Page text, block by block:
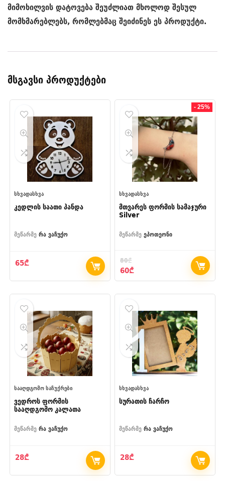
მიმოხილვის დატოვება შეუძლიათ მხოლოდ შესულ
მომხმარებლებს, რომლებმაც შეიძინეს ეს პროდუქტი.
მსგავსი პროდუქტები
ᲡᲮᲕᲐᲓᲐᲡᲮᲕᲐ
კედლის საათი პანდა
მეწარმე რა ვაჩუქო
65₾
- 25%
ᲡᲮᲕᲐᲓᲐᲡᲮᲕᲐ
მთვარეს ფორმის სამაჯური
Silver
მეწარმე ეპოთეონი
80₾
Original
price
60₾Current
price
ᲡᲐᲐᲦᲓᲒᲝᲛᲝ ᲡᲐᲩᲣᲥᲠᲔᲑᲘ
ვედროს ფორმის
სააღდგომო კალათა
მეწარმე რა ვაჩუქო
28₾
ᲡᲮᲕᲐᲓᲐᲡᲮᲕᲐ
სურათის ჩარჩო
მეწარმე რა ვაჩუქო
28₾